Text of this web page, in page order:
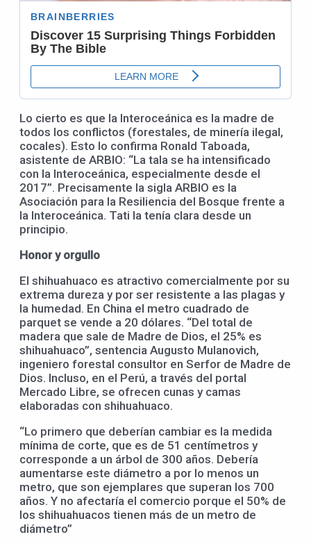
Lo cierto es que la Interoceánica es la madre de
todos los conflictos (forestales, de minería ilegal,
cocales). Esto lo confirma Ronald Taboada,
asistente de ARBIO: “La tala se ha intensificado
con la Interoceánica, especialmente desde el
2017”. Precisamente la sigla ARBIO es la
Asociación para la Resiliencia del Bosque frente a
la Interoceánica. Tati la tenía clara desde un
principio.
Honor y orgullo
El shihuahuaco es atractivo comercialmente por su
extrema dureza y por ser resistente a las plagas y
la humedad. En China el metro cuadrado de
parquet se vende a 20 dólares. “Del total de
madera que sale de Madre de Dios, el 25% es
shihuahuaco”, sentencia Augusto Mulanovich,
ingeniero forestal consultor en Serfor de Madre de
Dios. Incluso, en el Perú, a través del portal
Mercado Libre, se ofrecen cunas y camas
elaboradas con shihuahuaco.
“Lo primero que deberían cambiar es la medida
mínima de corte, que es de 51 centímetros y
corresponde a un árbol de 300 años. Debería
aumentarse este diámetro a por lo menos un
metro, que son ejemplares que superan los 700
años. Y no afectaría el comercio porque el 50% de
los shihuahuacos tienen más de un metro de
diámetro”